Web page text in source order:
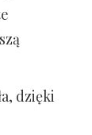
dzięki